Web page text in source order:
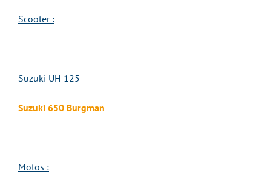
Scooter :
Suzuki UH 125
Suzuki 650 Burgman
Motos :